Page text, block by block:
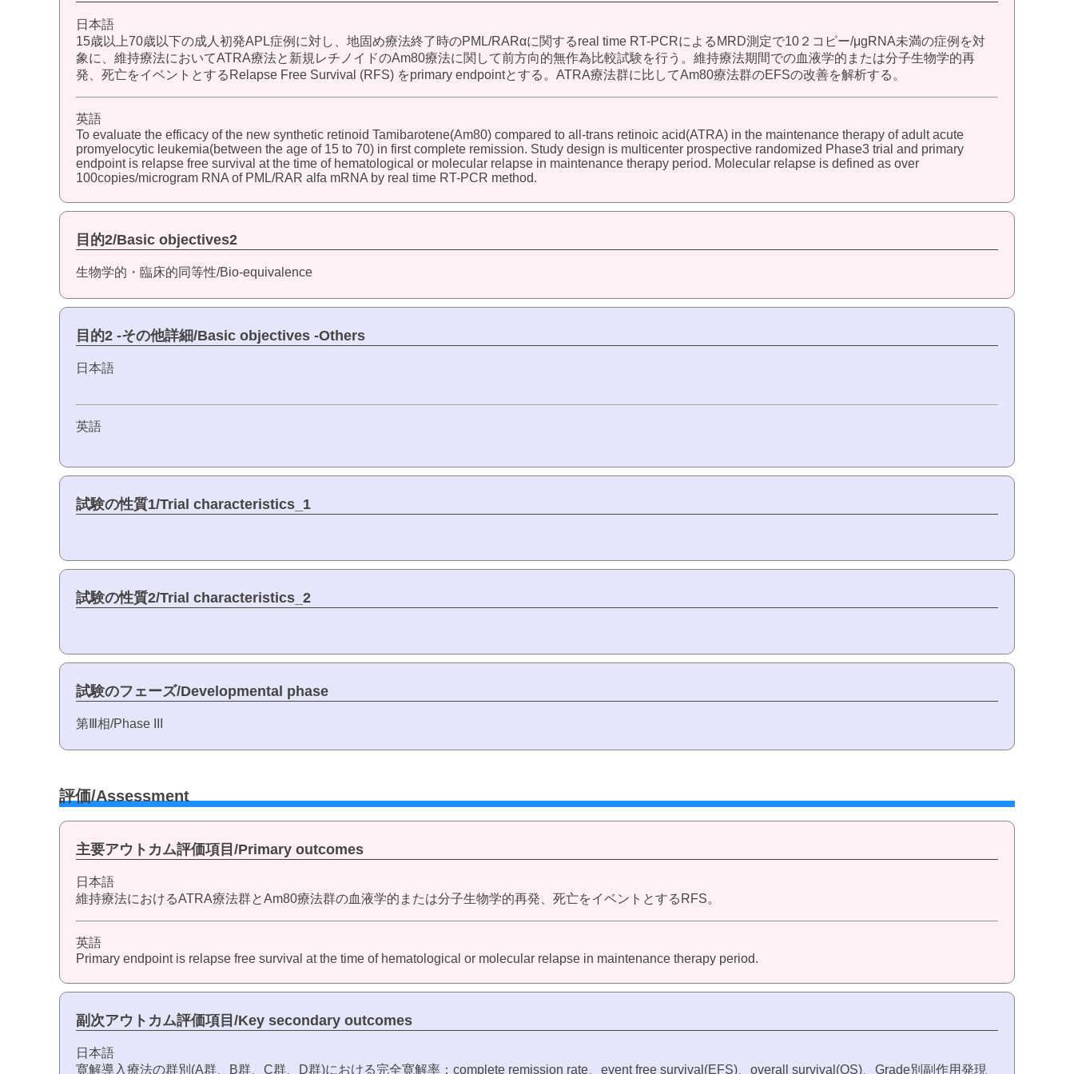
日本語
15歳以上70歳以下の成人初発APL症例に対し、地固め療法終了時のPML/RARαに関するreal time RT-PCRによるMRD測定で10２コピー/μgRNA未満の症例を対
象に、維持療法においてATRA療法と新規レチノイドのAm80療法に関して前方向的無作為比較試験を行う。維持療法期間での血液学的または分子生物学的再
発、死亡をイベントとするRelapse Free Survival (RFS) をprimary endpointとする。ATRA療法群に比してAm80療法群のEFSの改善を解析する。
英語
To evaluate the efficacy of the new synthetic retinoid Tamibarotene(Am80) compared to all-trans retinoic acid(ATRA) in the maintenance therapy of adult acute
promyelocytic leukemia(between the age of 15 to 70) in first complete remission. Study design is multicenter prospective randomized Phase3 trial and primary
endpoint is relapse free survival at the time of hematological or molecular relapse in maintenance therapy period. Molecular relapse is defined as over
100copies/microgram RNA of PML/RAR alfa mRNA by real time RT-PCR method.
目的2/Basic objectives2
生物学的・臨床的同等性/Bio-equivalence
目的2 -その他詳細/Basic objectives -Others
日本語
英語
試験の性質1/Trial characteristics_1
試験の性質2/Trial characteristics_2
試験のフェーズ/Developmental phase
第Ⅲ相/Phase III
評価/Assessment
主要アウトカム評価項目/Primary outcomes
日本語
維持療法におけるATRA療法群とAm80療法群の血液学的または分子生物学的再発、死亡をイベントとするRFS。
英語
Primary endpoint is relapse free survival at the time of hematological or molecular relapse in maintenance therapy period.
副次アウトカム評価項目/Key secondary outcomes
日本語
寛解導入療法の群別(A群、B群、C群、D群)における完全寛解率：complete remission rate、event free survival(EFS)、overall survival(OS)、Grade別副作用発現